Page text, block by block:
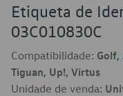
Etiqueta de
03C010830C
Compatibilidade: Golf,
Tiguan, Up!, Virtus
Unidade de venda: